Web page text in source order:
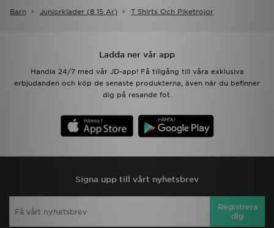
Barn Juniorklader (8 15 Ar) T Shirts Och Piketrojor
Ladda ner vår app
Handla 24/7 med vår JD-app! Få tillgång till våra exklusiva
erbjudanden och köp de senaste produkterna, även när du befinner
dig på resande fot.
Signa upp till vårt nyhetsbrev
Registrera
dig